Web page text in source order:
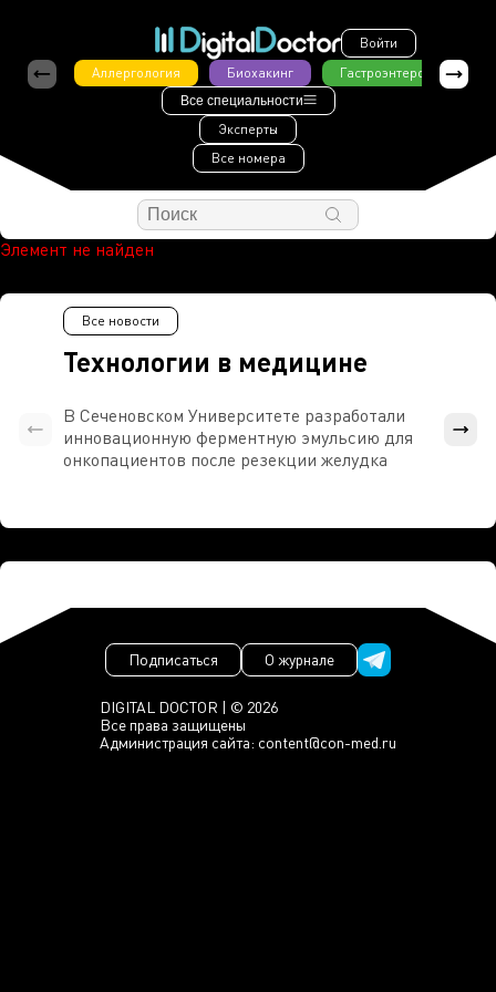
Войти
Аллергология
Биохакинг Гастроэнтерология
Все специальности
Эксперты
Все номера
Элемент не найден
Технологии в медицине
Все новости
В Сеченовском Университете разработали
инновационную ферментную эмульсию для
онкопациентов после резекции желудка
DIGITAL DOCTOR | © 2026
Все права защищены
Администрация сайта: content@con-med.ru
Подписаться О журнале